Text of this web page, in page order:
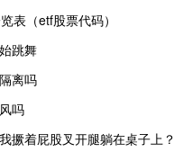
表（etf股票代码）
跳舞
离吗
吗
撅着屁股叉开腿躺在桌子上？